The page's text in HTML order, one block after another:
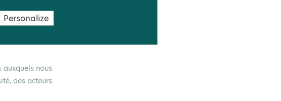
et les
auxquels nous
des acteurs
Personalize